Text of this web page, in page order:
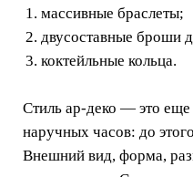
массивные браслеты;
двусоставные броши
коктейльные кольца.
Стиль ар-деко — это
наручных часов: до
Внешний вид, форма,